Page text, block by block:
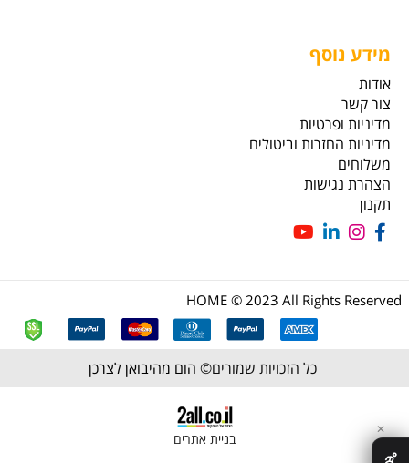
מידע נוסף
אודות
צור קשר
מדיניות ופרטיות
מדיניות החזרות וביטולים
משלוחים
הצהרת נגישות
תקנון
HOME © 2023 All Rights Reserved
כל הזכויות שמורים© הום מהיבואן לצרכן
בניית אתרים
✕